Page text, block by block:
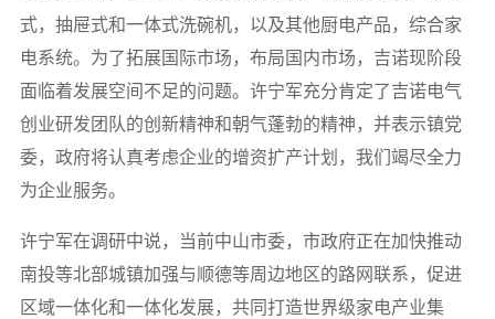
式，抽屉式和一体式洗碗机，以及其他厨电产品，综合家
电系统。为了拓展国际市场，布局国内市场，吉诺现阶段
面临着发展空间不足的问题。许宁军充分肯定了吉诺电气
创业研发团队的创新精神和朝气蓬勃的精神，并表示镇党
委，政府将认真考虑企业的增资扩产计划，我们竭尽全力
为企业服务。
许宁军在调研中说，当前中山市委，市政府正在加快推动
南投等北部城镇加强与顺德等周边地区的路网联系，促进
区域一体化和一体化发展，共同打造世界级家电产业集